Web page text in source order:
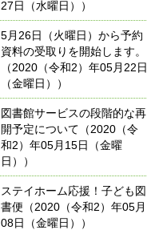
27日（水曜日））
5月26日（火曜日）から予約
資料の受取りを開始します。
（2020（令和2）年05月22日
（金曜日））
図書館サービスの段階的な再
開予定について（2020（令
和2）年05月15日（金曜
日））
ステイホーム応援！子ども図
書便（2020（令和2）年05月
08日（金曜日））